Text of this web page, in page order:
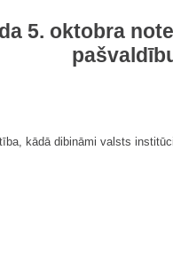
5. oktobra
kādā dibināmi valsts